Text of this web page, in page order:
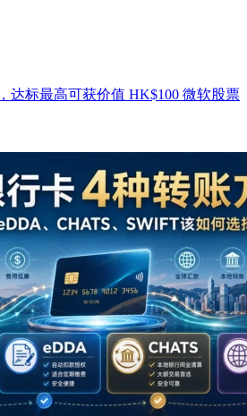
达标最高可获价值 HK$100 微软股票